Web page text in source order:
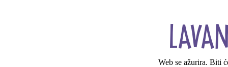
Web se ažurira. Biti